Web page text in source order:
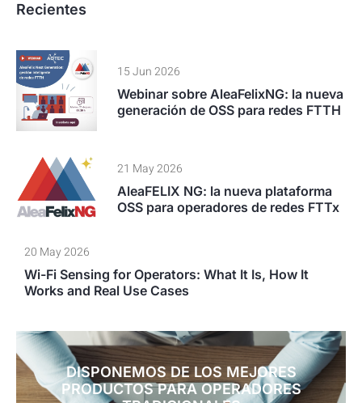
Recientes
15 Jun 2026
Webinar sobre AleaFelixNG: la nueva
generación de OSS para redes FTTH
21 May 2026
AleaFELIX NG: la nueva plataforma
OSS para operadores de redes FTTx
20 May 2026
Wi-Fi Sensing for Operators: What It Is, How It
Works and Real Use Cases
DISPONEMOS DE LOS MEJORES
PRODUCTOS PARA OPERADORES